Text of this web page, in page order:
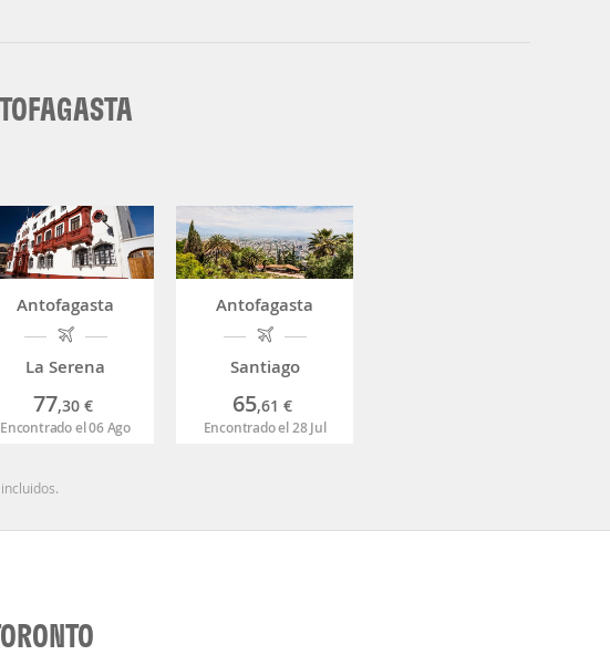
Antofagasta
La Serena
77,30 €
Encontrado el 06 Ago
Antofagasta
Santiago
65,61 €
Encontrado el 28 Jul